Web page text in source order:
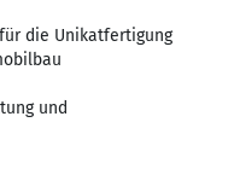
die Unikatfertigung
und